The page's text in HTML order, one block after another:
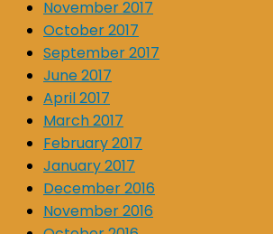
November 2017
October 2017
September 2017
June 2017
April 2017
March 2017
February 2017
January 2017
December 2016
November 2016